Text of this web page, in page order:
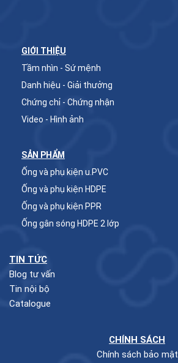
GIỚI THIỆU
Tầm nhìn - Sứ mệnh
Danh hiệu - Giải thưởng
Chứng chỉ - Chứng nhận
Video - Hình ảnh
SẢN PHẨM
Ống và phụ kiện u.PVC
Ống và phụ kiện HDPE
Ống và phụ kiện PPR
Ống gân sóng HDPE 2 lớp
TIN TỨC
Blog tư vấn
Tin nội bộ
Catalogue
CHÍNH SÁCH
Chính sách bảo mật